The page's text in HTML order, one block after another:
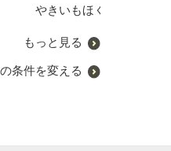
やきいもほくほく／著
もっと見る
条件を変える